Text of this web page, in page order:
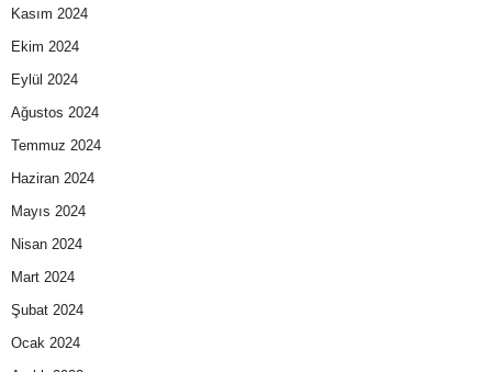
Kasım 2024
Ekim 2024
Eylül 2024
Ağustos 2024
Temmuz 2024
Haziran 2024
Mayıs 2024
Nisan 2024
Mart 2024
Şubat 2024
Ocak 2024